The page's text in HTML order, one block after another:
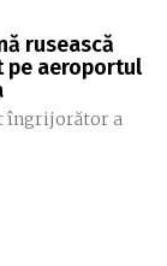
rusească
pe aeroportul
îngrijorător a